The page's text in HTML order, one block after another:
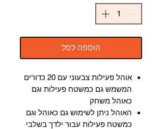
הוספה לסל
אוהל פעילות צבעוני עם 20 כדורים
המשמש גם כמשטח פעילות וגם
כאוהל משחק
האוהל ניתן לשימוש גם כאוהל וגם
כמשטח פעילות עבור ילדך בשלבי